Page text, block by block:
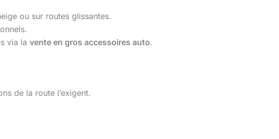
ou sur routes glissantes.
via la vente en gros accessoires auto.
de la route l’exigent.